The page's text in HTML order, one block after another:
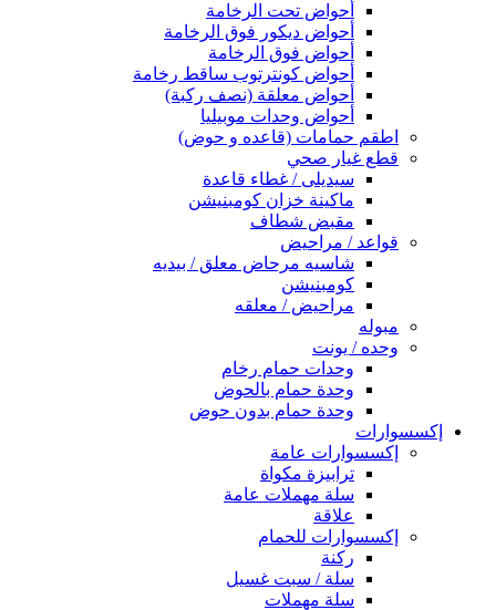
أحواض تحت الرخامة
أحواض ديكور فوق الرخامة
أحواض فوق الرخامة
أحواض كونترتوب ساقط رخامة
أحواض معلقة (نصف ركبة)
أحواض وحدات موبيليا
اطقم حمامات (قاعده و حوض)
قطع غيار صحي
سيديلى / غطاء قاعدة
ماكينة خزان كومبنيشن
مقبض شطاف
قواعد / مراحيض
شاسيه مرحاض معلق / بيديه
كومبنيشن
مراحيض / معلقه
مبوله
وحده / يونت
وحدات حمام رخام
وحدة حمام بالحوض
وحدة حمام بدون حوض
إكسسوارات
إكسسوارات عامة
ترابيزة مكواة
سلة مهملات عامة
علاقة
إكسسوارات للحمام
ركنة
سلة / سبت غسيل
سلة مهملات